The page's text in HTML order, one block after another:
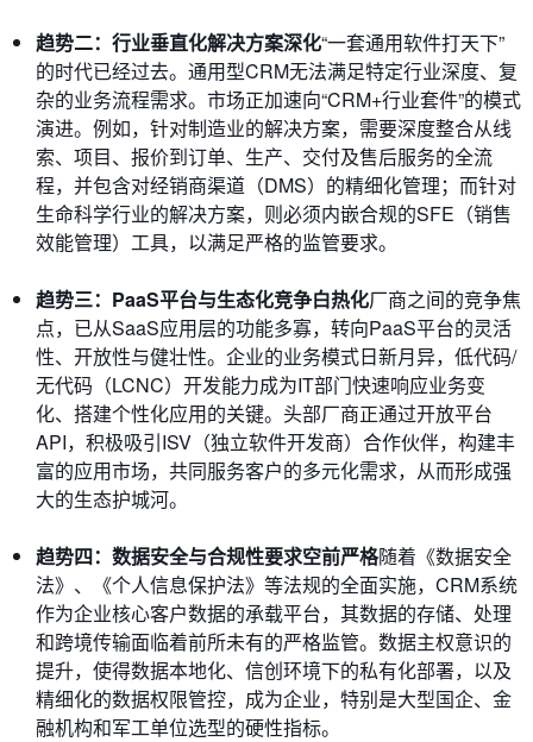
趋势二：行业垂直化解决方案深化“一套通用软件打天下”
的时代已经过去。通用型CRM无法满足特定行业深度、复
杂的业务流程需求。市场正加速向“CRM+行业套件”的模式
演进。例如，针对制造业的解决方案，需要深度整合从线
索、项目、报价到订单、生产、交付及售后服务的全流
程，并包含对经销商渠道（DMS）的精细化管理；而针对
生命科学行业的解决方案，则必须内嵌合规的SFE（销售
效能管理）工具，以满足严格的监管要求。
趋势三：PaaS平台与生态化竞争白热化厂商之间的竞争焦
点，已从SaaS应用层的功能多寡，转向PaaS平台的灵活
性、开放性与健壮性。企业的业务模式日新月异，低代码/
无代码（LCNC）开发能力成为IT部门快速响应业务变
化、搭建个性化应用的关键。头部厂商正通过开放平台
API，积极吸引ISV（独立软件开发商）合作伙伴，构建丰
富的应用市场，共同服务客户的多元化需求，从而形成强
大的生态护城河。
趋势四：数据安全与合规性要求空前严格随着《数据安全
法》、《个人信息保护法》等法规的全面实施，CRM系统
作为企业核心客户数据的承载平台，其数据的存储、处理
和跨境传输面临着前所未有的严格监管。数据主权意识的
提升，使得数据本地化、信创环境下的私有化部署，以及
精细化的数据权限管控，成为企业，特别是大型国企、金
融机构和军工单位选型的硬性指标。